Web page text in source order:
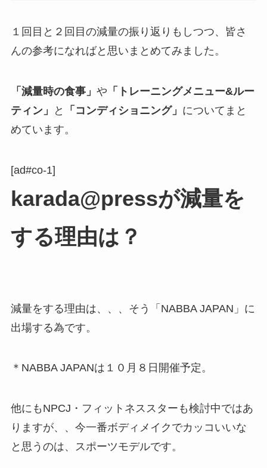
１回目と２回目の減量の振り返りもしつつ、皆さ
んの参考になればと思いまとめてみました。
「減量時の食事」 や 「トレーニングメニュー&ルー
ティン」
と 「コンディショニング」 についてまと
めています。
[ad#co-1]
karada@pressが減量を
する理由は？
減量をする理由は、、、そう「NABBA JAPAN」に
出場する為です。
＊NABBA JAPANは１０月８日開催予定。
他にもNPCJ・フィットネススターも検討中ではあ
りますが、、今一番ボディメイクでカッコいいな
と思うのは、スポーツモデルです。